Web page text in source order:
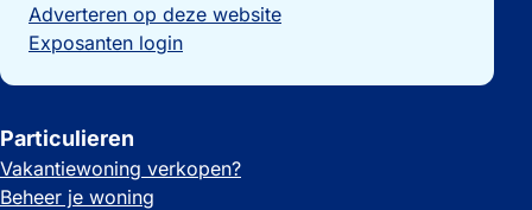
Adverteren op deze website
Exposanten login
Particulieren
Vakantiewoning verkopen?
Beheer je woning